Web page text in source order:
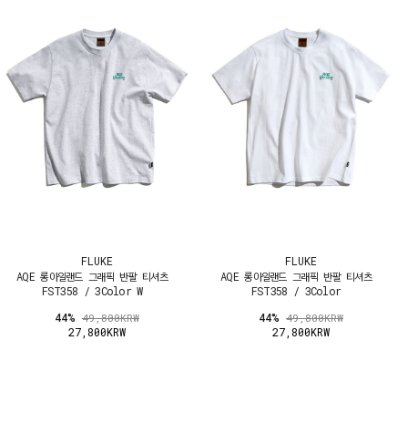
FLUKE
AQE 롱아일랜드 그래픽 반팔 티셔츠
FST358 / 3Color W
44% 49,800KRW
27,800KRW
FLUKE
AQE 롱아일랜드 그래픽 반팔 티셔츠
FST358 / 3Color
44% 49,800KRW
27,800KRW